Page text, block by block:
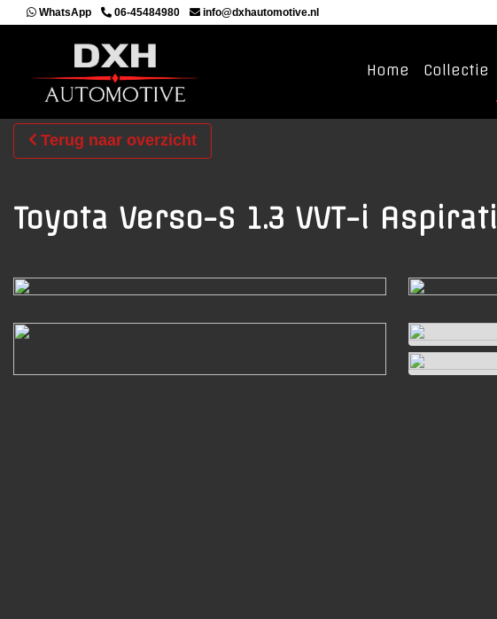
WhatsApp 06-45484980 info@dxhautomotive.nl
Home Collectie
Terug naar overzicht
Toyota Verso-S 1.3 VVT-i